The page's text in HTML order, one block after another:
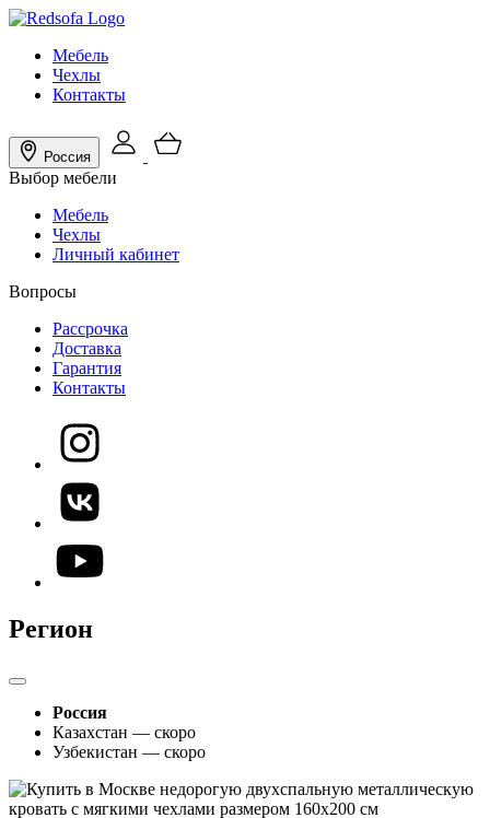
Мебель
Чехлы
Контакты
Россия
Выбор мебели
Мебель
Чехлы
Личный кабинет
Вопросы
Рассрочка
Доставка
Гарантия
Контакты
Регион
Россия
Казахстан — скоро
Узбекистан — скоро